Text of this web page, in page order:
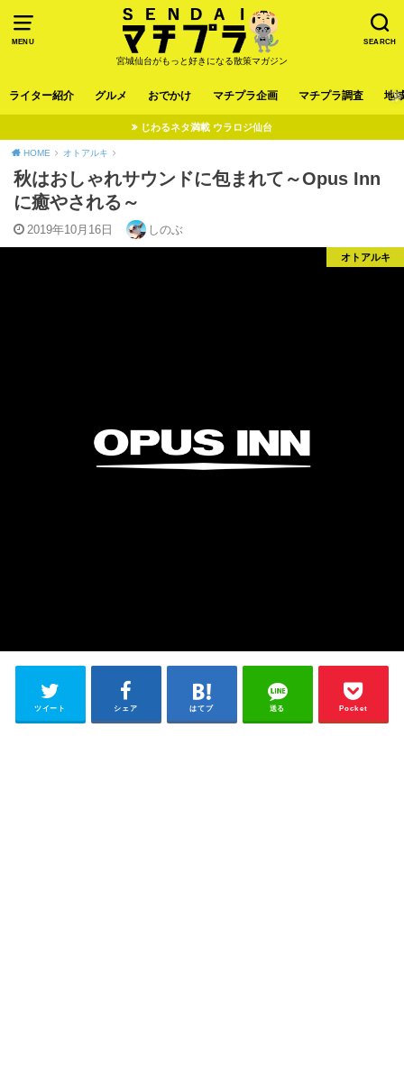
MENU SEARCH
宮城仙台がもっと好きになる散策マガジン
ライター紹介 グルメ おでかけ マチプラ企画 マチプラ調査 地
じわるネタ満載 ウラロジ仙台
HOME オトアルキ
秋はおしゃれサウンドに包まれて～Opus Inn
に癒やされる～
2019年10月16日 しのぶ
オトアルキ
ツイート シェア はてブ 送る Pocket